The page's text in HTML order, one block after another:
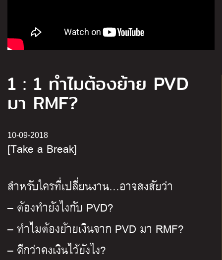
1 : 1 ทำไมต้องย้าย PVD
มา RMF?
10-09-2018
[Take a Break]
สำหรับใครที่เปลี่ยนงาน…อาจสงสัยว่า
– ต้องทำยังไงกับ PVD?
– ทำไมต้องย้ายเงินจาก PVD มา RMF?
– ดีกว่าคงเงินไว้ยังไง?